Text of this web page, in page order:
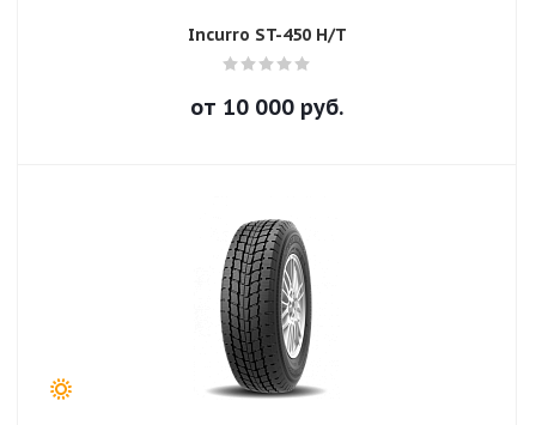
Incurro ST-450 H/T
от 10 000 руб.